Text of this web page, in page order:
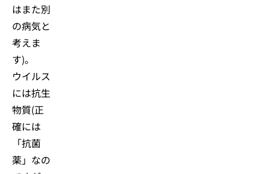
はまた別
の病気と
考えま
す)。
ウイルス
には抗生
物質(正
確には
「抗菌
薬」なの